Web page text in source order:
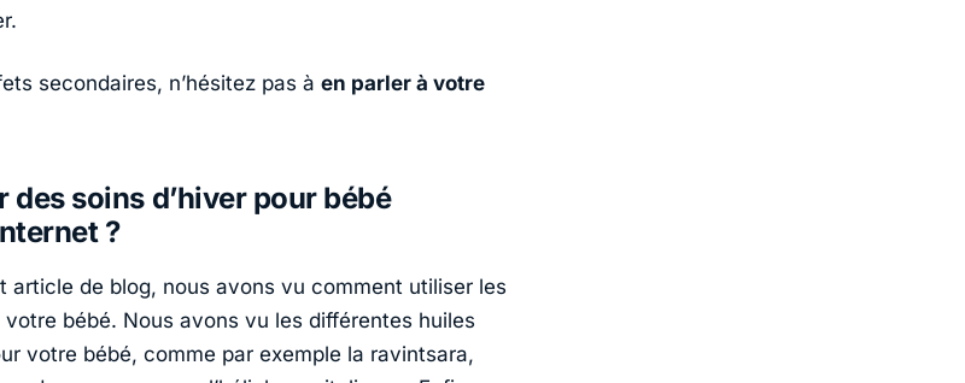
secondaires, n’hésitez pas à en parler à votre
soins d’hiver pour bébé
?
article de blog, nous avons vu comment utiliser les
bébé. Nous avons vu les différentes huiles
votre bébé, comme par exemple la ravintsara,